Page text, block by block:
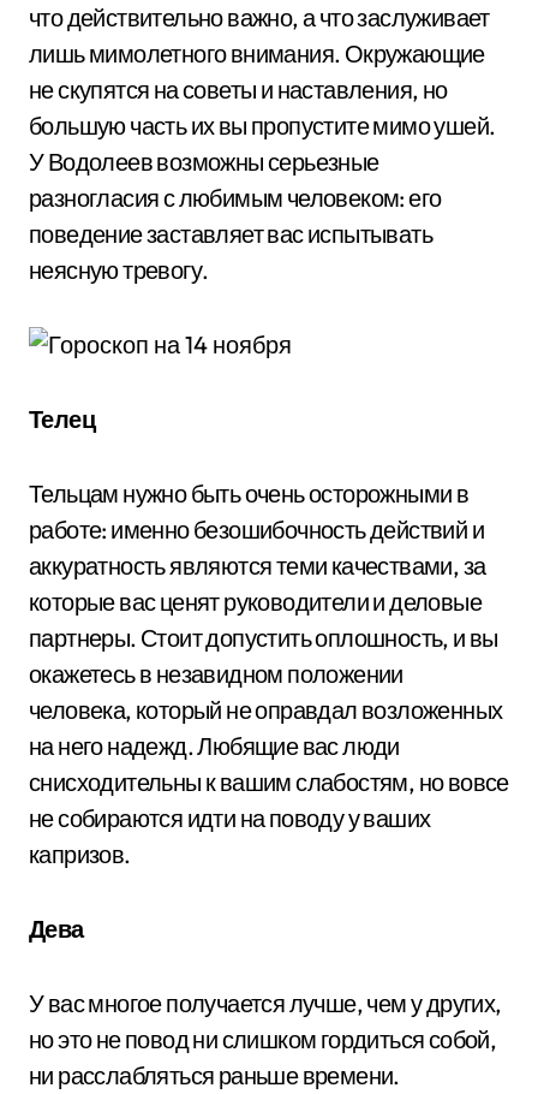
что действительно важно, а что заслуживает
лишь мимолетного внимания. Окружающие
не скупятся на советы и наставления, но
большую часть их вы пропустите мимо ушей.
У Водолеев возможны серьезные
разногласия с любимым человеком: его
поведение заставляет вас испытывать
неясную тревогу.
Телец
Тельцам нужно быть очень осторожными в
работе: именно безошибочность действий и
аккуратность являются теми качествами, за
которые вас ценят руководители и деловые
партнеры. Стоит допустить оплошность, и вы
окажетесь в незавидном положении
человека, который не оправдал возложенных
на него надежд. Любящие вас люди
снисходительны к вашим слабостям, но вовсе
не собираются идти на поводу у ваших
капризов.
Дева
У вас многое получается лучше, чем у других,
но это не повод ни слишком гордиться собой,
ни расслабляться раньше времени.